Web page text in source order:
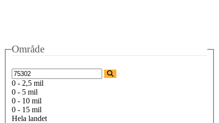
Område
0 - 2,5 mil
0 - 5 mil
0 - 10 mil
0 - 15 mil
Hela landet